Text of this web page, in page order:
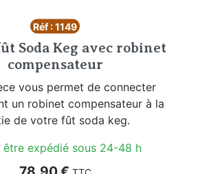
Réf : 1149
Soda Keg avec robinet
compensateur
vous permet de connecter
un robinet compensateur à la
de votre fût soda keg.
être expédié sous 24-48 h
Prix